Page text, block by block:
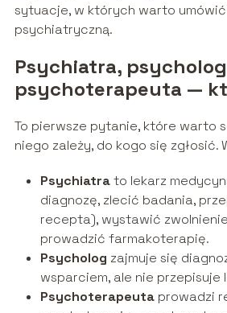
sytuacje, w których warto
psychiatryczną.
Psychiatra,
psychoterapeuta —
To pierwsze pytanie, które warto
niego zależy, do kogo się zgłosić.
Psychiatrato lekarz
diagnozę, zlecić badania,
recepta), wystawić
prowadzić farmakoterapię.
Psycholog zajmuje się
wsparciem, ale nie przepisuje
Psychoterapeutaprowadzi